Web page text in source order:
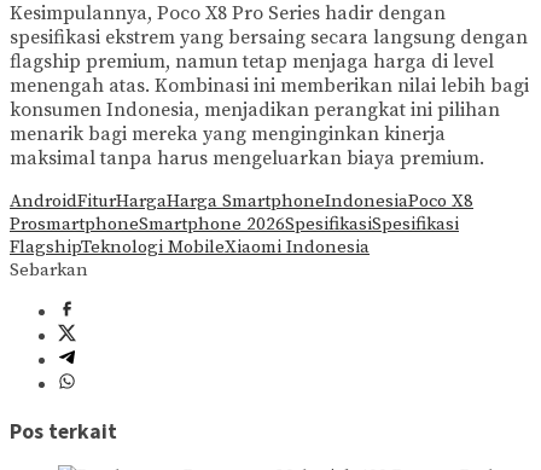
Kesimpulannya, Poco X8 Pro Series hadir dengan
spesifikasi ekstrem yang bersaing secara langsung dengan
flagship premium, namun tetap menjaga harga di level
menengah atas. Kombinasi ini memberikan nilai lebih bagi
konsumen Indonesia, menjadikan perangkat ini pilihan
menarik bagi mereka yang menginginkan kinerja
maksimal tanpa harus mengeluarkan biaya premium.
AndroidFiturHargaHarga SmartphoneIndonesiaPoco X8
ProsmartphoneSmartphone 2026SpesifikasiSpesifikasi
FlagshipTeknologi MobileXiaomi Indonesia
Sebarkan
Pos terkait